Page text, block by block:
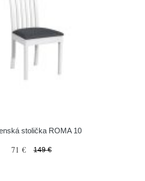
stolička ROMA 10
71 € 149 €